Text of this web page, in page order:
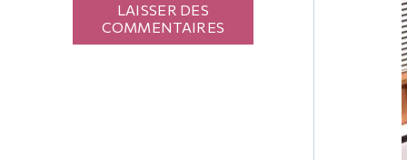
LAISSER DES
COMMENTAIRES